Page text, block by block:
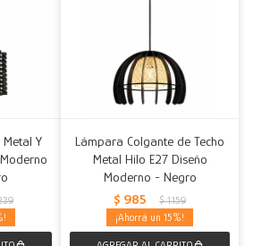
Y
Lámpara Colgante de Techo
Metal Hilo E27 Diseño
Moderno - Negro
$ 985 $ 1.159
15